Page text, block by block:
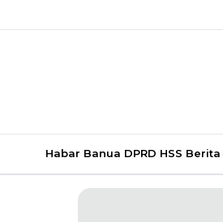
Habar Banua DPRD HSS Berita